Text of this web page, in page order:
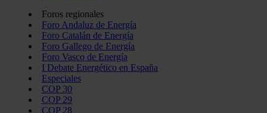
Foros regionales
Foro Andaluz de Energía
Foro Catalán de Energía
Foro Gallego de Energía
Foro Vasco de Energía
I Debate Energético en España
Especiales
COP 30
COP 29
COP 28